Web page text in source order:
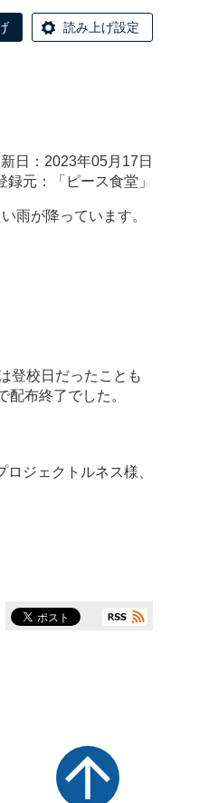
読み上げ設定
日：2023年05月17日
録元：「 ピース食堂 」
雨が降っています。
登校日だったことも
布終了でした。
ジェクトルネス様、